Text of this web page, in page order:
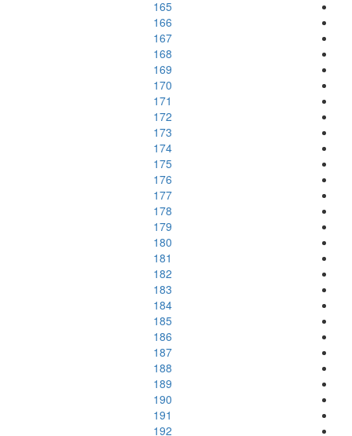
165
166
167
168
169
170
171
172
173
174
175
176
177
178
179
180
181
182
183
184
185
186
187
188
189
190
191
192